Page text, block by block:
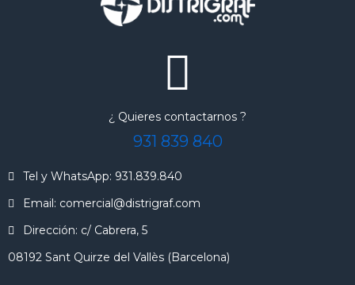
¿ Quieres contactarnos ?
931 839 840
Tel y WhatsApp: 931.839.840
Email: comercial@distrigraf.com
Dirección: c/ Cabrera, 5
08192 Sant Quirze del Vallès (Barcelona)